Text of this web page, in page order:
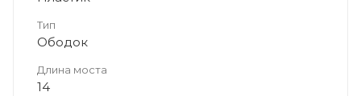
Тип
Ободок
Длина моста
14